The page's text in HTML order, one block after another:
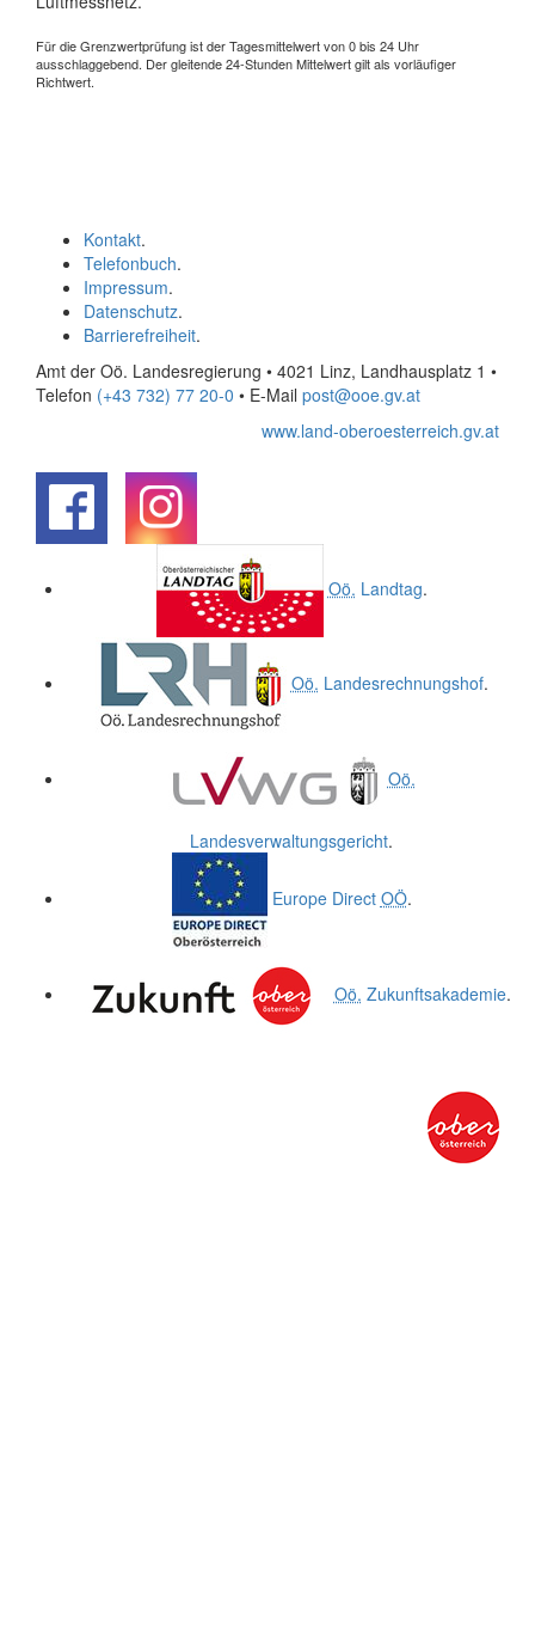
Für die Grenzwertprüfung ist der Tagesmittelwert von 0 bis 24 Uhr
ausschlaggebend. Der gleitende 24-Stunden Mittelwert gilt als vorläufiger
Richtwert.
Kontakt.
Telefonbuch.
Impressum.
Datenschutz.
Barrierefreiheit.
Amt der Oö. Landesregierung • 4021 Linz, Landhausplatz 1 •
Telefon (+43 732) 77 20-0 • E-Mail post@ooe.gv.at
www.land-oberoesterreich.gv.at
Oö. Landtag.
Oö. Landesrechnungshof.
Oö.
Landesverwaltungsgericht.
Europe Direct OÖ.
Oö. Zukunftsakademie.